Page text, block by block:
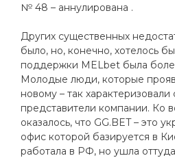
№ 48 – аннулирована .
Других существенных
было, но, конечно, хотелось
поддержки MELbet была
Молодые люди, которые
новому – так
представители компании. Ко
оказалось, что GG.BET – это
офис которой базируется в
работала в РФ, но ушла